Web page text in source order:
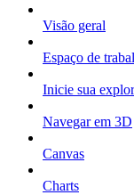
Visão geral
Espaço de
Inicie sua
Navegar em 3D
Canvas
Charts